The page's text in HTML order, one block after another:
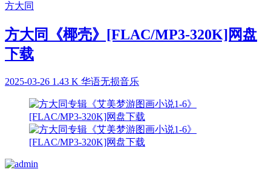
方大同
方大同《椰壳》[FLAC/MP3-320K]网盘
下载
2025-03-26 1.43 K 华语无损音乐